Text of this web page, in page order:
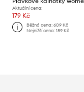
Aktuální cena:
179 Kč
Běžná cena:609 Kč
Nejnižší cena:189 Kč